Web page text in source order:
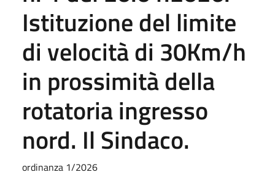
Istituzione del limite
di velocità di 30Km/h
in prossimità della
rotatoria ingresso
nord. Il Sindaco.
ordinanza 1/2026